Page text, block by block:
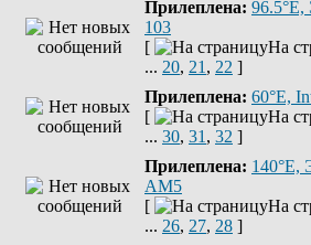
Прилеплена: 96.5°E,
103
[
На
... 20, 21 , 22 ]
Прилеплена: 60°E,
[
На
... 30, 31 , 32 ]
Прилеплена: 140°E,
AM5
[
На
... 26, 27, 28 ]